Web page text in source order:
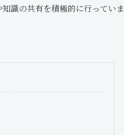
識の共有を積極的に行っていま